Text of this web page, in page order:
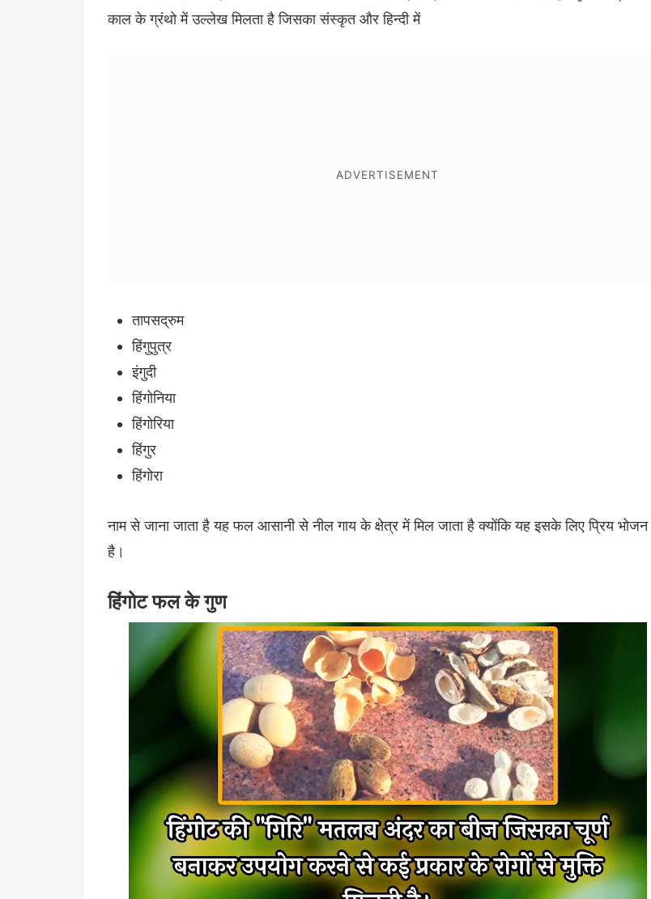
काल के ग्रंथो में उल्लेख मिलता है जिसका संस्कृत और हिन्दी में
तापसद्रुम
हिंगुपुत्र
इंगुदी
हिंगोनिया
हिंगोरिया
हिंगुर
हिंगोरा
नाम से जाना जाता है यह फल आसानी से नील गाय के क्षेत्र में मिल जाता है क्योंकि यह इसके लिए प्रिय भोजन
है।
हिंगोट फल के गुण